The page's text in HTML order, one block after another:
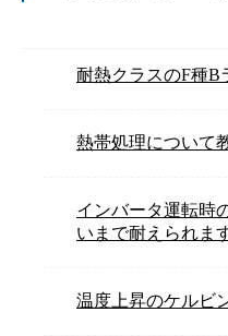
耐熱クラスのF種B
熱帯処理について
インバータ運転時
いまで耐えられま
温度上昇のケルビ